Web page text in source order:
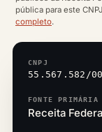
pública para este
completo.
CNPJ
55.567.582/
FONTE PRIMÁRIA
Receita